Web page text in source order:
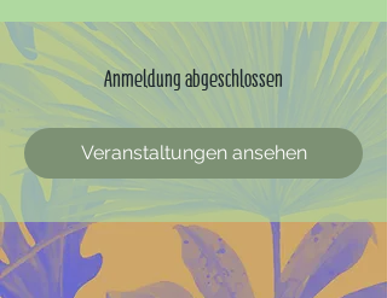
Anmeldung abgeschlossen
Veranstaltungen ansehen